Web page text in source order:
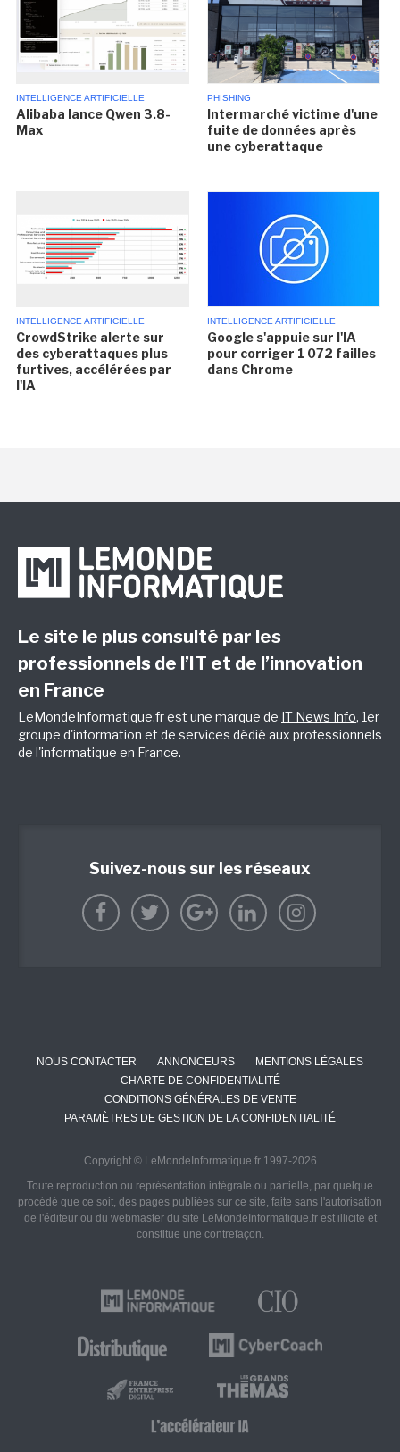
INTELLIGENCE ARTIFICIELLE
Alibaba lance Qwen 3.8-
Max
PHISHING
Intermarché victime d'une
fuite de données après
une cyberattaque
INTELLIGENCE ARTIFICIELLE
CrowdStrike alerte sur
des cyberattaques plus
furtives, accélérées par
l'IA
INTELLIGENCE ARTIFICIELLE
Google s'appuie sur l'IA
pour corriger 1 072 failles
dans Chrome
Le site le plus consulté par les
professionnels de l’IT et de l’innovation
en France
LeMondeInformatique.fr est une marque de IT News Info, 1er
groupe d'information et de services dédié aux professionnels
de l'informatique en France.
Suivez-nous sur les réseaux
NOUS CONTACTER ANNONCEURS
MENTIONS LÉGALES
CHARTE DE CONFIDENTIALITÉ
CONDITIONS GÉNÉRALES DE VENTE
PARAMÈTRES DE GESTION DE LA CONFIDENTIALITÉ
Copyright © LeMondeInformatique.fr 1997-2026
Toute reproduction ou représentation intégrale ou partielle, par quelque
procédé que ce soit, des pages publiées sur ce site, faite sans l'autorisation
de l'éditeur ou du webmaster du site LeMondeInformatique.fr est illicite et
constitue une contrefaçon.